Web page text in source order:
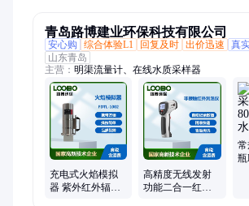
青岛路博建业环保科技有限公司
安心购
综合体验L1 回复及时 出价迅速
真
山东青岛
主营： 明渠流量计、在线水质采样器
充电式火焰模拟
器 紫外红外辐射
高精度无线发射
功能二合一红外
常
瓶